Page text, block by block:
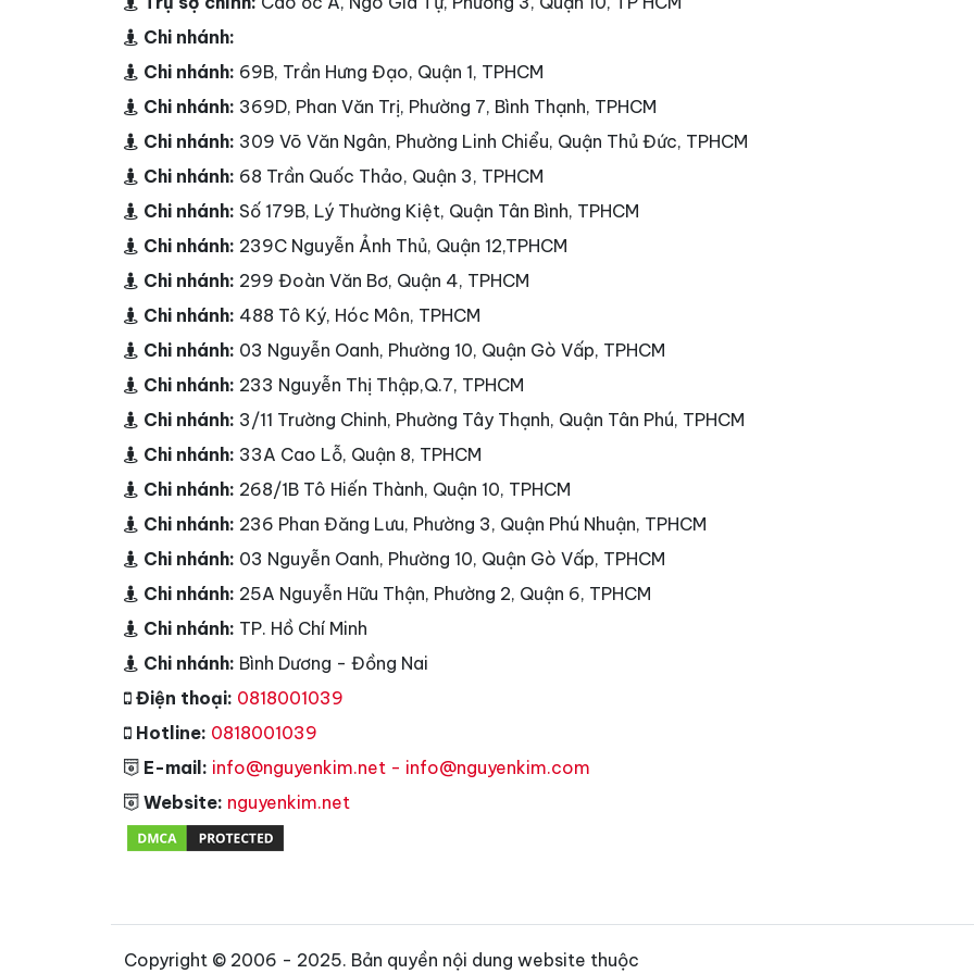
Chi nhánh:
Chi nhánh: 69B, Trần Hưng Đạo, Quận 1, TPHCM
Chi nhánh: 369D, Phan Văn Trị, Phường 7, Bình Thạnh, TPHCM
Chi nhánh: 309 Võ Văn Ngân, Phường Linh Chiểu, Quận Thủ Đức, TPHCM
Chi nhánh: 68 Trần Quốc Thảo, Quận 3, TPHCM
Chi nhánh: Số 179B, Lý Thường Kiệt, Quận Tân Bình, TPHCM
Chi nhánh: 239C Nguyễn Ảnh Thủ, Quận 12,TPHCM
Chi nhánh: 299 Đoàn Văn Bơ, Quận 4, TPHCM
Chi nhánh: 488 Tô Ký, Hóc Môn, TPHCM
Chi nhánh: 03 Nguyễn Oanh, Phường 10, Quận Gò Vấp, TPHCM
Chi nhánh: 233 Nguyễn Thị Thập,Q.7, TPHCM
Chi nhánh: 3/11 Trường Chinh, Phường Tây Thạnh, Quận Tân Phú, TPHCM
Chi nhánh: 33A Cao Lỗ, Quận 8, TPHCM
Chi nhánh: 268/1B Tô Hiến Thành, Quận 10, TPHCM
Chi nhánh: 236 Phan Đăng Lưu, Phường 3, Quận Phú Nhuận, TPHCM
Chi nhánh: 03 Nguyễn Oanh, Phường 10, Quận Gò Vấp, TPHCM
Chi nhánh: 25A Nguyễn Hữu Thận, Phường 2, Quận 6, TPHCM
Chi nhánh: TP. Hồ Chí Minh
Chi nhánh: Bình Dương - Đồng Nai
Điện thoại: 0818001039
Hotline: 0818001039
E-mail: info@nguyenkim.net - info@nguyenkim.com
Website: nguyenkim.net
Copyright © 2006 - 2025. Bản quyền nội dung website thuộc